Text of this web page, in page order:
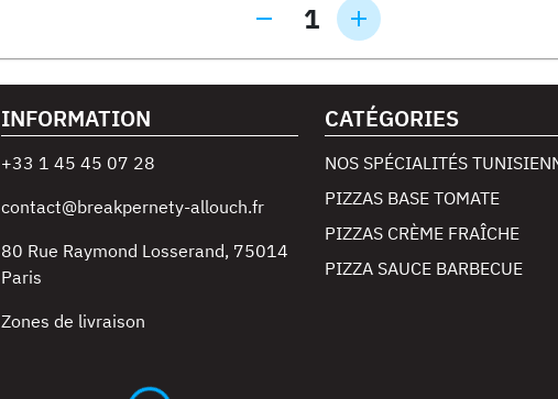
1
INFORMATION
+33 1 45 45 07 28
contact@breakpernety-allouch.fr
80 Rue Raymond Losserand, 75014
Paris
Zones de livraison
CATÉGORIES
NOS SPÉCIALITÉS
PIZZAS BASE TOMATE
PIZZAS CRÈME FRAÎCHE
PIZZA SAUCE BARBECUE